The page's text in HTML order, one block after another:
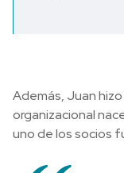
Además, Juan
organizacional
uno de los socios